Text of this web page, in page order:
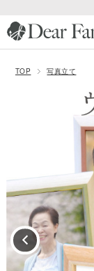
TOP 写真立て